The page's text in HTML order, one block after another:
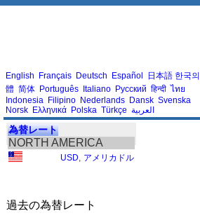
English Français Deutsch Español 日本語 한국의
體 简体 Português Italiano Русский हिन्दी ไทย
Indonesia Filipino Nederlands Dansk Svenska
Norsk Ελληνικά Polska Türkçe العربية
為替レート
NORTH AMERICA
USD アメリカドル
過去の為替レート